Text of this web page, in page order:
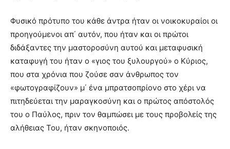
Φυσικό πρότυπο του κάθε άντρα ήταν οι νοικοκυραίοι οι
προηγούμενοι απ΄ αυτόν, που ήταν και οι πρώτοι
διδάξαντες την μαστοροσύνη αυτού και μεταφυσική
καταφυγή του ήταν ο «γιος του ξυλουργού» ο Κύριος,
που στα χρόνια που ζούσε σαν άνθρωπος τον
«φωτογραφίζουν» μ΄ ένα μπρατσοπρίονο στο χέρι να
πιτηδεύεται την μαραγκοσύνη και ο πρώτος απόστολός
του ο Παύλος, πριν τον θαμπώσει με τους προβολείς της
αλήθειας Του, ήταν σκηνοποιός.